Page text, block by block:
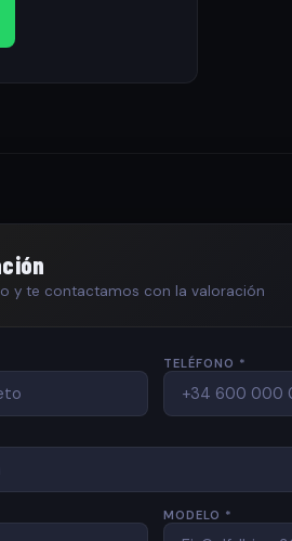
y te contactamos con la valoración
TELÉFONO *
MODELO *